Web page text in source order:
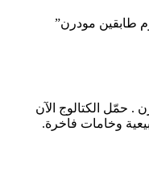
طابقين مودرن”
. حمّل الكتالوج الآن
وخامات فاخرة.